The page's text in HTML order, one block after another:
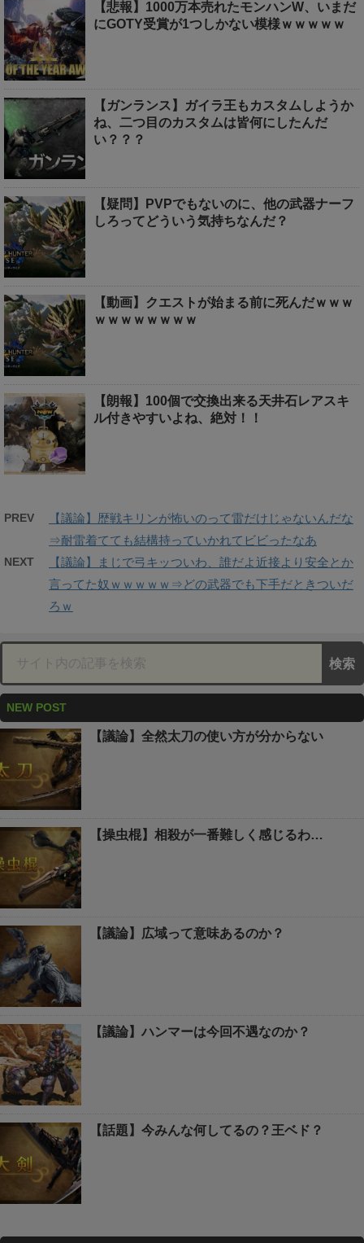
【悲報】1000万本売れたモンハンW、いまだ
にGOTY受賞が1つしかない模様ｗｗｗｗｗ
【ガンランス】ガイラ王もカスタムしようか
ね、二つ目のカスタムは皆何にしたんだ
い？？？
【疑問】PVPでもないのに、他の武器ナーフ
しろってどういう気持ちなんだ？
【動画】クエストが始まる前に死んだｗｗｗ
ｗｗｗｗｗｗｗｗ
【朗報】100個で交換出来る天井石レアスキ
ル付きやすいよね、絶対！！
PREV
【議論】歴戦キリンが怖いのって雷だけじゃないんだな
⇒耐雷着てても結構持っていかれてビビったなあ
NEXT
【議論】まじで弓キッついわ、誰だよ近接より安全とか
言ってた奴ｗｗｗｗｗ⇒どの武器でも下手だときついだ
ろｗ
NEW POST
【議論】全然太刀の使い方が分からない
【操虫棍】相殺が一番難しく感じるわ…
【議論】広域って意味あるのか？
【議論】ハンマーは今回不遇なのか？
【話題】今みんな何してるの？王ベド？